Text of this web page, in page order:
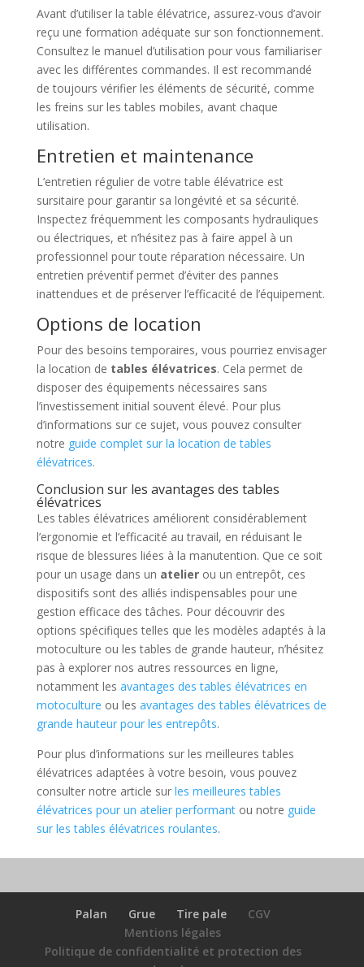
Avant d’utiliser la table élévatrice, assurez-vous d’avoir
reçu une formation adéquate sur son fonctionnement.
Consultez le manuel d’utilisation pour vous familiariser
avec les différentes commandes. Il est recommandé
de toujours vérifier les éléments de sécurité, comme
les freins sur les tables mobiles, avant chaque
utilisation.
Entretien et maintenance
L’entretien régulier de votre table élévatrice est
sursitaire pour garantir sa longévité et sa sécurité.
Inspectez fréquemment les composants hydrauliques
ou électriques, et n’hésitez pas à faire appel à un
professionnel pour toute réparation nécessaire. Un
entretien préventif permet d’éviter des pannes
inattendues et de préserver l’efficacité de l’équipement.
Options de location
Pour des besoins temporaires, vous pourriez envisager
la location de tables élévatrices. Cela permet de
disposer des équipements nécessaires sans
l’investissement initial souvent élevé. Pour plus
d’informations sur ce sujet, vous pouvez consulter
notre guide complet sur la location de tables
élévatrices.
Conclusion sur les avantages des tables
élévatrices
Les tables élévatrices améliorent considérablement
l’ergonomie et l’efficacité au travail, en réduisant le
risque de blessures liées à la manutention. Que ce soit
pour un usage dans un atelierou un entrepôt, ces
dispositifs sont des alliés indispensables pour une
gestion efficace des tâches. Pour découvrir des
options spécifiques telles que les modèles adaptés à la
motoculture ou les tables de grande hauteur, n’hésitez
pas à explorer nos autres ressources en ligne,
notamment les avantages des tables élévatrices en
motoculture ou les avantages des tables élévatrices de
grande hauteur pour les entrepôts.
Pour plus d’informations sur les meilleures tables
élévatrices adaptées à votre besoin, vous pouvez
consulter notre article sur les meilleures tables
élévatrices pour un atelier performantou notre guide
sur les tables élévatrices roulantes.
Palan Grue Tire pale
CGV
Mentions légales
Politique de confidentialité et protection des